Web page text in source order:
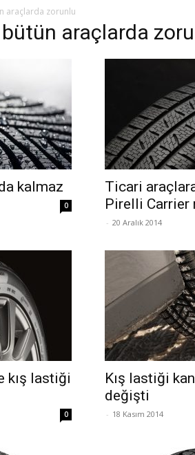
araçlarda zorunlu
araçlarda
kalmaz
0
Ticari
Pirelli Carrier
- 20 Aralık 2014
kış lastiği
0
Kış lastiği
değişti
- 18 Kasım 2014